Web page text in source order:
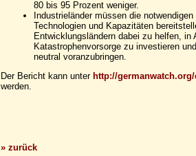
80 bis 95 Prozent weniger.
Industrieländer müssen die notwendigen
Technologien und Kapazitäten
Entwicklungsländern dabei zu helfen, in
Katastrophenvorsorge zu investieren
neutral voranzubringen.
Der Bericht kann unter http://germanwatch.org/
werden.
» zurück